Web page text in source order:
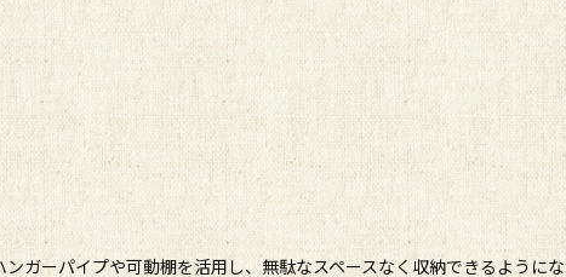
ガーパイプや可動棚を活用し、無駄なスペースなく収納できるように